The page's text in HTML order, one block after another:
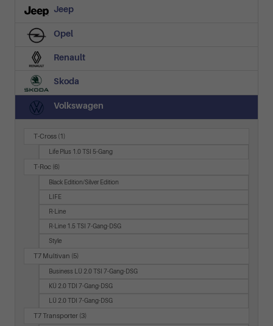
Jeep
Opel
Renault
Skoda
Volkswagen
T-Cross (1)
Life Plus 1.0 TSI 5-Gang
T-Roc (6)
Black Edition/Silver Edition
LIFE
R-Line
R-Line 1.5 TSI 7-Gang-DSG
Style
T7 Multivan (5)
Business LÜ 2.0 TSI 7-Gang-DSG
KÜ 2.0 TDI 7-Gang-DSG
LÜ 2.0 TDI 7-Gang-DSG
T7 Transporter (3)